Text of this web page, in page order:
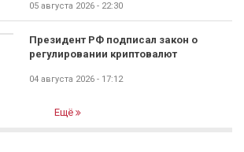
05 августа 2026 - 22:30
Президент РФ подписал закон о
регулировании криптовалют
04 августа 2026 - 17:12
Ещё